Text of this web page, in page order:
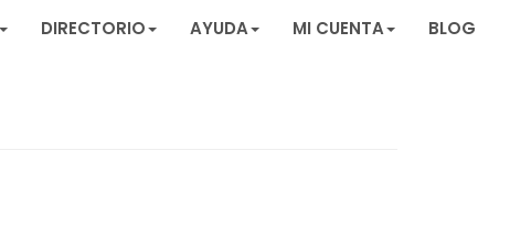
DIRECTORIO AYUDA MI CUENTA BLOG